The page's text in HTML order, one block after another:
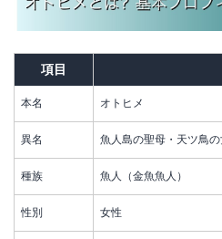
項目
本名 オトヒメ
異名 魚人島の聖母・天ツ鳥の
種族 魚人（金魚魚人）
性別 女性